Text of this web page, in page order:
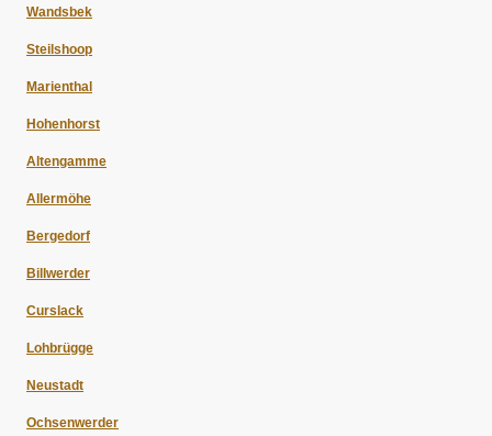
Wandsbek
Steilshoop
Marienthal
Hohenhorst
Altengamme
Allermöhe
Bergedorf
Billwerder
Curslack
Lohbrügge
Neustadt
Ochsenwerder